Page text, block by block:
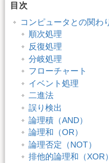
目次
コンピュータとの関わ
順次処理
反復処理
分岐処理
フローチャート
イベント処理
二進法
誤り検出
論理積（AND）
論理和（OR）
論理否定（NOT）
排他的論理和（XOR）